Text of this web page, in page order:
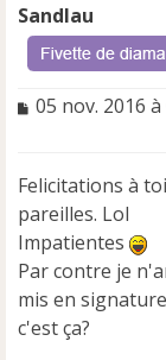
Sandlau
M
a
g
e
n
o
n
l
05 nov. 2016 à
Felicitations à
pareilles. Lol
Impatientes
Par contre je
mis en
c'est ça?